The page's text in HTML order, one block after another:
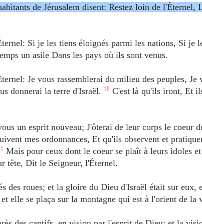
de Jérusalem disent: Restez loin de l'Éternel,
Si je les tiens éloignés parmi les nations, Si je
un asile Dans les pays où ils sont venus.
Je vous rassemblerai du milieu des peuples, Je
donnerai la terre d'Israël.
18 C'est là qu'ils iront, Et
un esprit nouveau; J'ôterai de leur corps le coeur
mes ordonnances, Et qu'ils observent et
Mais pour ceux dont le coeur se plaît à leurs idoles
tête, Dit le Seigneur, l'Éternel.
des roues; et la gloire du Dieu d'Israël était sur eux,
elle se plaça sur la montagne qui est à l'orient de la